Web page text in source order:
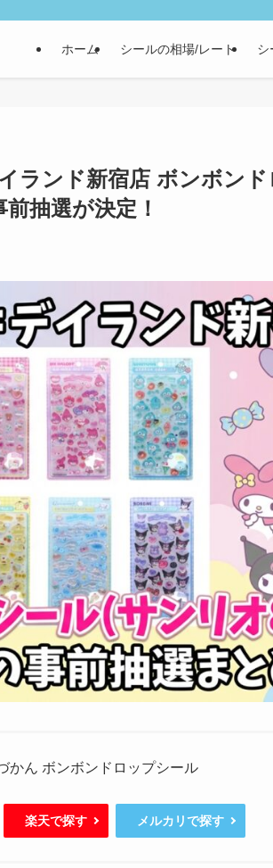
ホーム シールの相場/レート シ
ランド新宿店 ボンボン
抽選が決定！
かん ボンボンドロップシール
楽天で探す メルカリで探す